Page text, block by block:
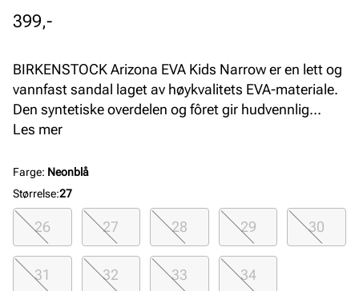
Pris
399,-
BIRKENSTOCK Arizona EVA Kids Narrow er en lett og
vannfast sandal laget av høykvalitets EVA-materiale.
Den syntetiske overdelen og fôret gir hudvennlig
komfort, mens den elastiske sålen sikrer god
luktfrie og komfortable sandaler til lek og hverdag.
Les mer
Farge: Neonblå
Størrelse:27
26 27 28 29 30
31 32 33 34